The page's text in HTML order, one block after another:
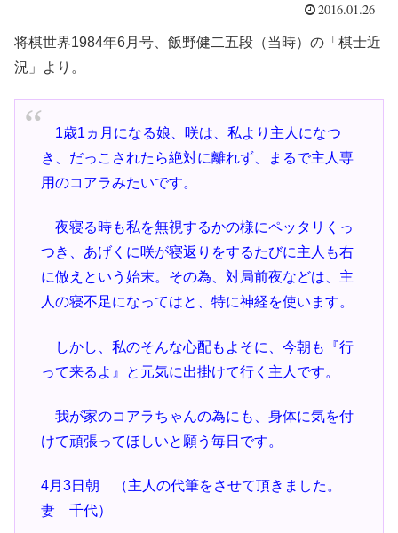
2016.01.26
将棋世界1984年6月号、飯野健二五段（当時）の「棋士近
況」より。
1歳1ヵ月になる娘、咲は、私より主人になつ
き、だっこされたら絶対に離れず、まるで主人専
用のコアラみたいです。
夜寝る時も私を無視するかの様にペッタリくっ
つき、あげくに咲が寝返りをするたびに主人も右
に倣えという始末。その為、対局前夜などは、主
人の寝不足になってはと、特に神経を使います。
しかし、私のそんな心配もよそに、今朝も『行
って来るよ』と元気に出掛けて行く主人です。
我が家のコアラちゃんの為にも、身体に気を付
けて頑張ってほしいと願う毎日です。
4月3日朝 （主人の代筆をさせて頂きました。
妻 千代）